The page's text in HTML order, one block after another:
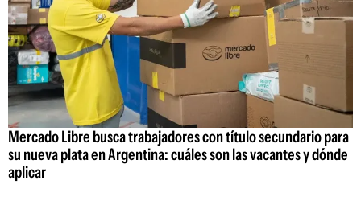
Mercado Libre busca trabajadores con título secundario para
su nueva plata en Argentina: cuáles son las vacantes y dónde
aplicar